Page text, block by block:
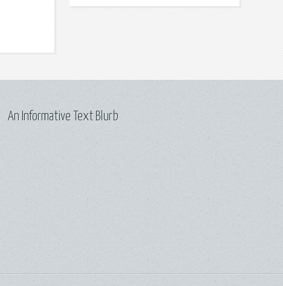
An Informative Text Blurb